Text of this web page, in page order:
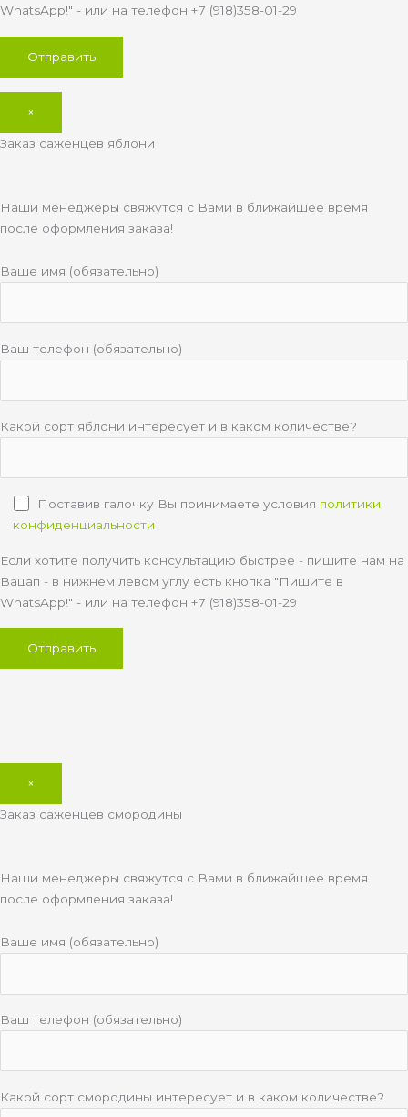
WhatsApp!" - или на телефон +7 (918)358-01-29
×
Заказ саженцев яблони
Наши менеджеры свяжутся с Вами в ближайшее время
после оформления заказа!
Ваше имя (обязательно)
Ваш телефон (обязательно)
Какой сорт яблони интересует и в каком количестве?
Поставив галочку Вы принимаете условия политики
конфиденциальности
Если хотите получить консультацию быстрее - пишите нам на
Вацап - в нижнем левом углу есть кнопка "Пишите в
WhatsApp!" - или на телефон +7 (918)358-01-29
×
Заказ саженцев смородины
Наши менеджеры свяжутся с Вами в ближайшее время
после оформления заказа!
Ваше имя (обязательно)
Ваш телефон (обязательно)
Какой сорт смородины интересует и в каком количестве?